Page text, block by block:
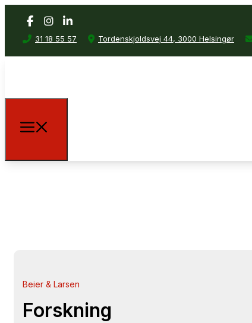
31 18 55 57 Tordenskjoldsvej 44, 3000 Helsingør
Beier & Larsen
Forskning